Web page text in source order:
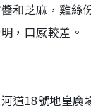
和芝麻，雞絲
，口感較差。
道18號地皇廣